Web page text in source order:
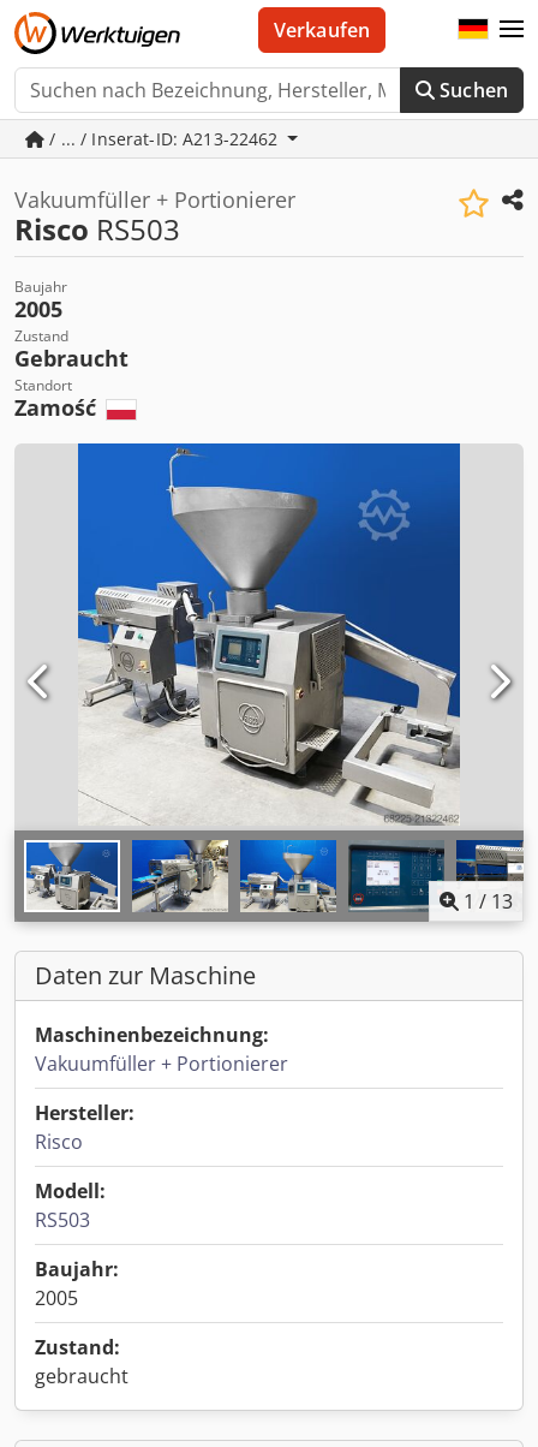
Suchen
Verkaufen
/ ... / Inserat-ID: A213-22462
Vakuumfüller + Portionierer
Risco RS503
Baujahr
2005
Zustand
Gebraucht
Standort
Zamość
1 / 13
Daten zur Maschine
Maschinenbezeichnung:
Vakuumfüller + Portionierer
Hersteller:
Risco
Modell:
RS503
Baujahr:
2005
Zustand:
gebraucht